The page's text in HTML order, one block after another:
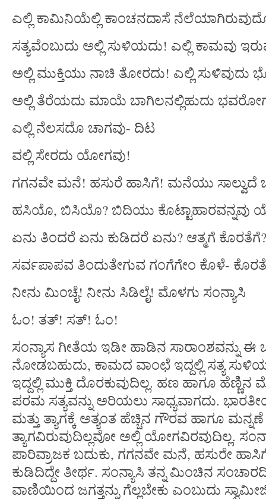
ಎಲ್ಲಿ ಕಾಮಿನಿಯೆಲ್ಲಿ ಕಾಂಚನದಾಸೆ
ಸತ್ಯವೆಂಬುದು ಅಲ್ಲಿ ಸುಳಿಯದು! ಎಲ್ಲಿ ಕಾಮವು
ಅಲ್ಲಿ ಮುಕ್ತಿಯು ನಾಚಿ ತೋರದು! ಎಲ್ಲಿ ಸುಳಿವುದು
ಅಲ್ಲಿ ತೆರೆಯದು ಮಾಯೆ ಬಾಗಿಲನಲ್ಲಿಹುದು
ಎಲ್ಲಿ ನೆಲಸದೊ ಚಾಗವು- ದಿಟ
ವಲ್ಲಿ ಸೇರದು ಯೋಗವು!
ಗಗನವೇ ಮನೆ! ಹಸುರೆ ಹಾಸಿಗೆ! ಮನೆಯು ಸಾಲ್ವುದೆ
ಹಸಿಯೊ, ಬಿಸಿಯೊ? ಬಿದಿಯು ಕೊಟ್ಟಾಹಾರವನ್ನವು
ಏನು ತಿಂದರೆ ಏನು ಕುಡಿದರೆ ಏನು? ಆತ್ಮಗೆ ಕೊರತೆಗೆ?
ಸರ್ವಪಾಪವ ತಿಂದುತೇಗುವ ಗಂಗೆಗೇಂ ಕೊಳೆ-
ನೀನು ಮಿಂಚೈ! ನೀನು ಸಿಡಿಲೈ! ಮೊಳಗು ಸಂನ್ಯಾಸಿ
ಓಂ! ತತ್! ಸತ್! ಓಂ!
ಸಂನ್ಯಾಸ ಗೀತೆಯ ಇಡೀ ಹಾಡಿನ ಸಾರಾಂಶವನ್ನು ಈ
ನೋಡಬಹುದು, ಕಾಮದ ವಾಂಛೆ ಇದ್ದಲ್ಲಿ ಸತ್ಯ
ಇದ್ದಲ್ಲಿ ಮುಕ್ತಿ ದೊರಕುವುದಿಲ್ಲ. ಹಣ ಹಾಗೂ
ಪರಮ ಸತ್ಯವನ್ನು ಅರಿಯಲು ಸಾಧ್ಯವಾಗದು.
ಮತ್ತು ತ್ಯಾಗಕ್ಕೆ ಅತ್ಯಂತ ಹೆಚ್ಚಿನ ಗೌರವ ಹಾಗೂ
ತ್ಯಾಗವಿರುವುದಿಲ್ಲವೋ ಅಲ್ಲಿ ಯೋಗವಿರವುದಿಲ್ಲ.
ಪಾರಿವ್ರಾಜಕ ಬದುಕು, ಗಗನವೇ ಮನೆ, ಹಸುರೇ
ಕುಡಿದಿದ್ದೇ ತೀರ್ಥ. ಸಂನ್ಯಾಸಿ ತನ್ನ ಮಿಂಚಿನ
ವಾಣಿಯಿಂದ ಜಗತ್ತನ್ನು ಗೆಲ್ಲಬೇಕು ಎಂಬುದು